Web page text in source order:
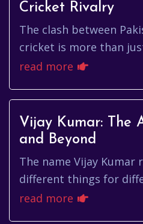
Cricket Rivalry
The clash between
cricket is more than
emotion, a spectacle,
read more
Vijay Kumar: The
and Beyond
The name Vijay Kumar
different things for
some, it's synonymous
read more